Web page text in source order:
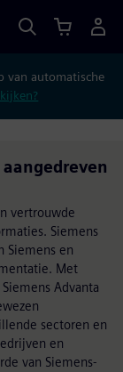
van automatische
vertrouwde
Siemens
Siemens en
Met
Advanta
sectoren en
en
van Siemens-